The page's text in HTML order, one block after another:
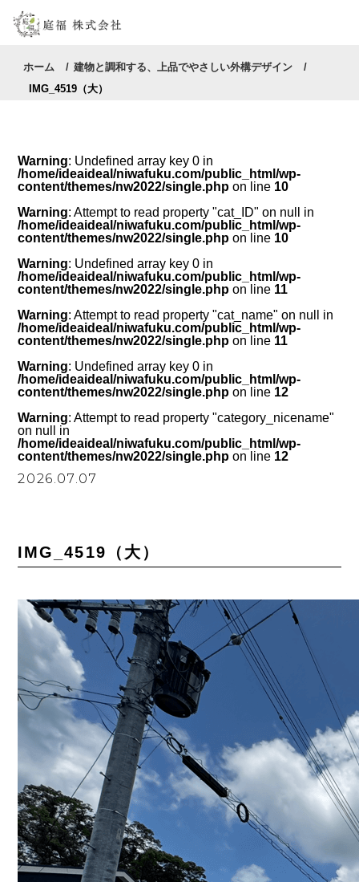
ホーム
建物と調和する、上品でやさしい外構デザイン
IMG_4519（大）
Warning: Undefined array key 0 in
/home/ideaideal/niwafuku.com/public_html/wp-
content/themes/nw2022/single.php on line 10
Warning: Attempt to read property "cat_ID" on null in
/home/ideaideal/niwafuku.com/public_html/wp-
content/themes/nw2022/single.php on line 10
Warning: Undefined array key 0 in
/home/ideaideal/niwafuku.com/public_html/wp-
content/themes/nw2022/single.php on line 11
Warning: Attempt to read property "cat_name" on null in
/home/ideaideal/niwafuku.com/public_html/wp-
content/themes/nw2022/single.php on line 11
Warning: Undefined array key 0 in
/home/ideaideal/niwafuku.com/public_html/wp-
content/themes/nw2022/single.php on line 12
Warning: Attempt to read property "category_nicename"
on null in
/home/ideaideal/niwafuku.com/public_html/wp-
content/themes/nw2022/single.php on line 12
2026.07.07
IMG_4519（大）